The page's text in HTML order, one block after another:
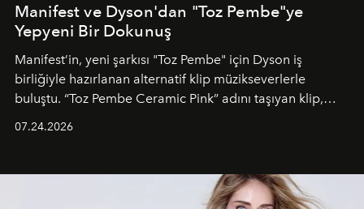
Manifest ve Dyson'dan "Toz Pembe"ye
Yepyeni Bir Dokunuş
Manifest’in, yeni şarkısı "Toz Pembe" için Dyson iş
birliğiyle hazırlanan alternatif klip müzikseverlerle
buluştu. “Toz Pembe Ceramic Pink” adını taşıyan klip,
unsurlarından biri olarak öne çıkıyor.
07.24.2026